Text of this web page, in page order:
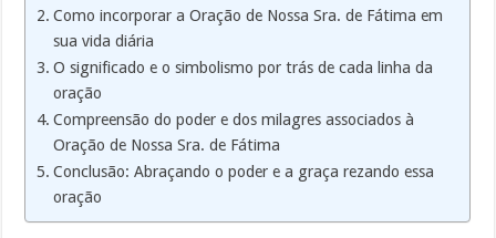
Como incorporar a Oração de Nossa Sra. de Fátima em
sua vida diária
O significado e o simbolismo por trás de cada linha da
oração
Compreensão do poder e dos milagres associados à
Oração de Nossa Sra. de Fátima
Conclusão: Abraçando o poder e a graça rezando essa
oração